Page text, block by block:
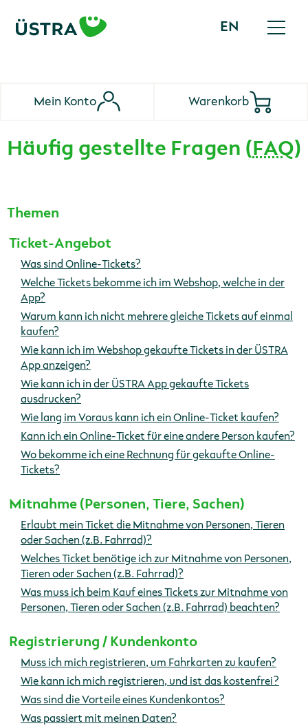
EN
English
Mein Konto Warenkorb
Häufig gestellte Fragen (FAQ)
Themen
Ticket-Angebot
Was sind Online-Tickets?
Welche Tickets bekomme ich im Webshop, welche in der
App?
Warum kann ich nicht mehrere gleiche Tickets auf einmal
kaufen?
Wie kann ich im Webshop gekaufte Tickets in der ÜSTRA
App anzeigen?
Wie kann ich in der ÜSTRA App gekaufte Tickets
ausdrucken?
Wie lang im Voraus kann ich ein Online-Ticket kaufen?
Kann ich ein Online-Ticket für eine andere Person kaufen?
Wo bekomme ich eine Rechnung für gekaufte Online-
Tickets?
Mitnahme (Personen, Tiere, Sachen)
Erlaubt mein Ticket die Mitnahme von Personen, Tieren
oder Sachen (z.B. Fahrrad)?
Welches Ticket benötige ich zur Mitnahme von Personen,
Tieren oder Sachen (z.B. Fahrrad)?
Was muss ich beim Kauf eines Tickets zur Mitnahme von
Personen, Tieren oder Sachen (z.B. Fahrrad) beachten?
Registrierung / Kundenkonto
Muss ich mich registrieren, um Fahrkarten zu kaufen?
Wie kann ich mich registrieren, und ist das kostenfrei?
Was sind die Vorteile eines Kundenkontos?
Was passiert mit meinen Daten?